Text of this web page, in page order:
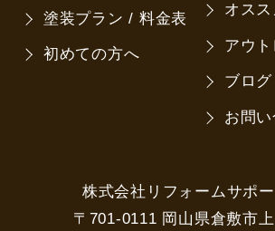
塗装プラン / 料金表
初めての方へ
オス
アウト
ブログ
お問
株式会社リフォームサポ
〒701-0111 岡山県倉敷市